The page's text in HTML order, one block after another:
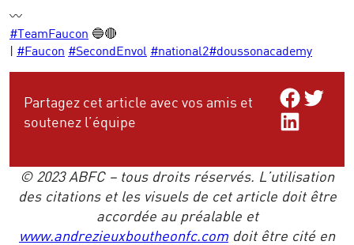
〰️
#TeamFaucon 🔵🔴
| #Faucon #SecondEnvol #national2#doussonacademy
Partagez cet article avec vos amis et
soutenez l’équipe
Share onShare on
Share on LinkedIn
© 2023 ABFC – tous droits réservés. L’utilisation
des citations et les visuels de cet article doit être
accordée au préalable et
www.andrezieuxboutheonfc.com doit être cité en